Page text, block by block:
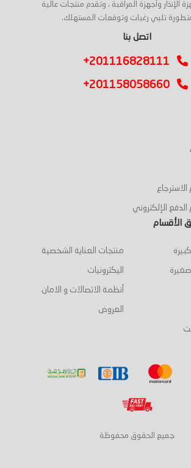
الإنذار وأجهزة المراقبة ، وتقدم منتجات عالية
متطورة تلبي رغبات وتوقعات المستهلك.
اتصل بنا
+201116828111
+201158058660
الإلكتروني
الأقسام
صغيرة
منتجات العناية الشخصية
اليكترونيات
أنظمة الاتصالات و الامان
العروض
جميع الحقوق محفوظة